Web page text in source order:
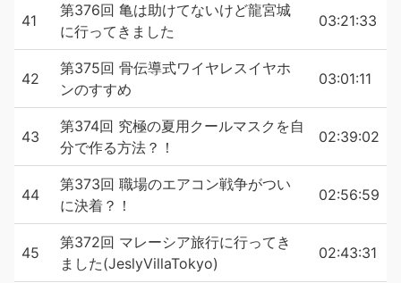
41
第376回 亀は助けてないけど龍宮城
に行ってきました
03:21:33
42
第375回 骨伝導式ワイヤレスイヤホ
ンのすすめ
03:01:11
43
第374回 究極の夏用クールマスクを自
分で作る方法？！
02:39:02
44
第373回 職場のエアコン戦争がつい
に決着？！
02:56:59
45
第372回 マレーシア旅行に行ってき
ました(JeslyVillaTokyo)
02:43:31